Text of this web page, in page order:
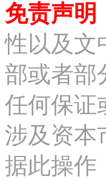
免责声明
性以及文
部或者部
任何保证
涉及资本
据此操作